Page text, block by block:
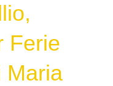
Ferie
Maria